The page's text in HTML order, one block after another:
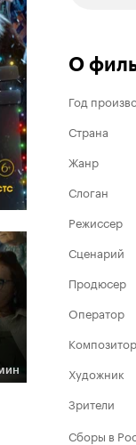
О
Год
Страна
Жанр
Слоган
Режиссер
Сценарий
Продюсер
Оператор
Композитор
Художник
Зрители
Сборы в